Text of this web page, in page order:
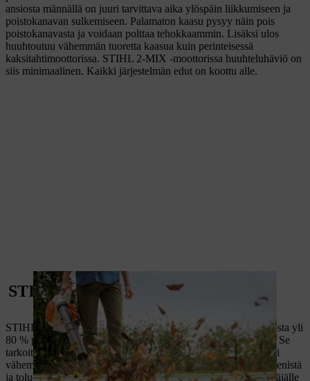
ansiosta männällä on juuri tarvittava aika ylöspäin liikkumiseen ja
poistokanavan sulkemiseen. Palamaton kaasu pysyy näin pois
poistokanavasta ja voidaan polttaa tehokkaammin. Lisäksi ulos
huuhtoutuu vähemmän tuoretta kaasua kuin perinteisessä
kaksitahtimoottorissa. STIHL 2-MIX -moottorissa huuhteluhäviö on
siis minimaalinen. Kaikki järjestelmän edut on koottu alle.
STIHL 2-MIX -moottori: Edut
STIHL 2-MIX -moottorin erottelevan kaasukerrostuksen ansiosta yli
80 % palamattomasta tuoreesta kaasusta ei pääse ympäristöön. Se
tarkoittaa sitä, että ihmiset ja luonto kuormittuvat huomattavasti
vähemmän. Palamaton tuore kaasu koostuu esimerkiksi bentseenistä
ja tolueenista, joista on yhtä vakavaa haittaa sekä laitteen käyttäjälle